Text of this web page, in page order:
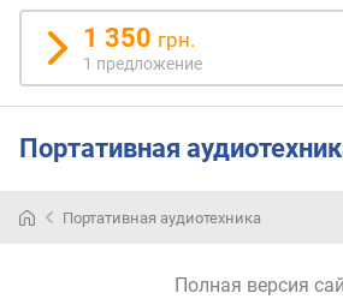
т
з
ы
в
а
м
о
1 350 грн.
1 предложение
Портативная
Портативная аудиотехника
Полная версия